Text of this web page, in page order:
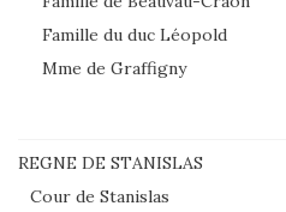
Famille du duc Léopold
Mme de Graffigny
REGNE DE STANISLAS
Cour de Stanislas